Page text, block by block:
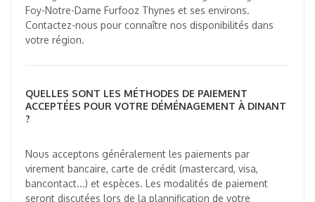
Foy-Notre-Dame Furfooz Thynes et ses environs.
Contactez-nous pour connaître nos disponibilités dans
votre région.
QUELLES SONT LES MÉTHODES DE PAIEMENT
ACCEPTÉES POUR VOTRE DÉMÉNAGEMENT À DINANT
?
Nous acceptons généralement les paiements par
virement bancaire, carte de crédit (mastercard, visa,
bancontact...) et espèces. Les modalités de paiement
seront discutées lors de la plannification de votre